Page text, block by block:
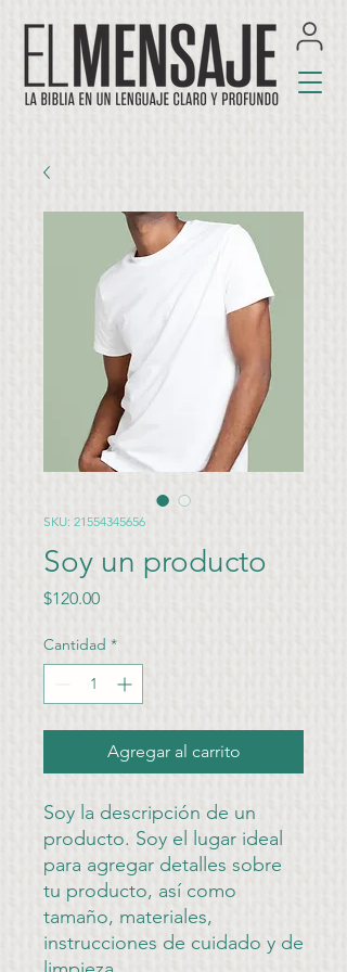
SKU: 21554345656
Soy un producto
$120.00Precio
Cantidad *
Agregar al carrito
Soy la descripción de un
producto. Soy el lugar ideal
para agregar detalles sobre
tu producto, así como
tamaño, materiales,
instrucciones de cuidado y de